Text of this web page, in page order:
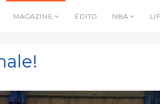
MAGAZINE ÉDITO NBA